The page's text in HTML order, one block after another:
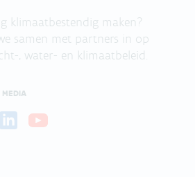
klimaatbestendig maken?
samen met partners in op
, water- en klimaatbeleid.